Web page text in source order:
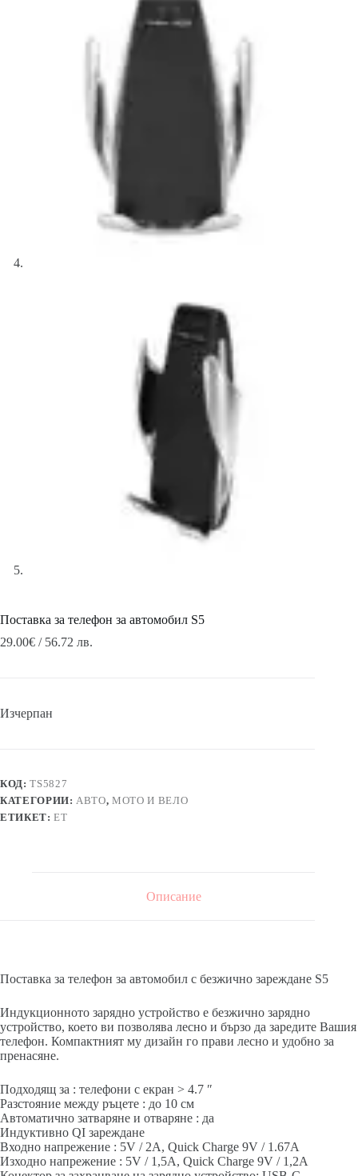
Поставка за телефон за автомобил S5
29.00€ / 56.72 лв.
Изчерпан
КОД:TS5827
КАТЕГОРИИ: АВТО,МОТО И ВЕЛО
ЕТИКЕТ:ЕТ
Описание
Поставка за телефон за автомобил с безжично зареждане S5
Индукционното зарядно устройство е безжично зарядно
устройство, което ви позволява лесно и бързо да заредите Вашия
телефон. Компактният му дизайн го прави лесно и удобно за
пренасяне.
Подходящ за : телефони с екран > 4.7 ″
Разстояние между ръцете : до 10 см
Автоматично затваряне и отваряне : да
Индуктивно QI зареждане
Входно напрежение : 5V / 2A, Quick Charge 9V / 1.67A
Изходно напрежение : 5V / 1,5A, Quick Charge 9V / 1,2A